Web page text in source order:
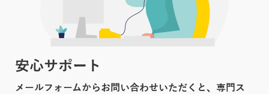
安心サポート
メールフォームからお問い合わせいただくと、専門ス